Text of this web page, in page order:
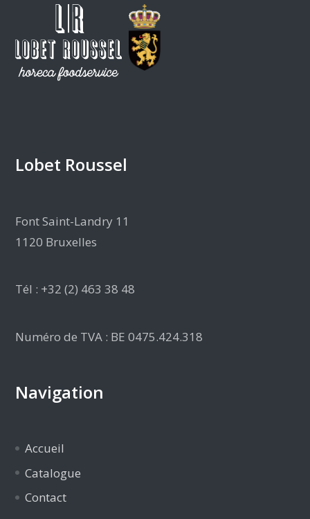
Lobet Roussel
Font Saint-Landry 11
1120 Bruxelles
Tél : +32 (2) 463 38 48
Numéro de TVA : BE 0475.424.318
Navigation
Accueil
Catalogue
Contact